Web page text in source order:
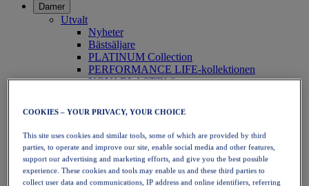
Damer
Utvalt
Nyheter
Bästsäljare
PLATINUM Collection
PERFORMANCE LIFE-kollektionen
NOVABLAST™ 6
Löpning
Traillöpning
Tennis
Volleyboll
Handboll
Padel
Nätboll
COOKIES – YOUR PRIVACY, YOUR CHOICE
This site uses cookies and similar tools, some of which are provided by third
parties, to operate and improve our site, enable social media and other features,
support our advertising and marketing efforts, and give you the best possible
experience. These cookies and tools may enable us and these third parties to
collect user data and communications, IP address and online identifiers, referring